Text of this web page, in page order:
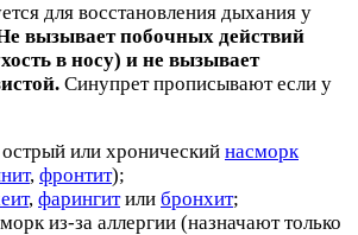
для восстановления дыхания у
вызывает побочных действий
в носу) и не вызывает
Синупрет прописывают если у
или хронический насморк
, фронтит);
, фарингитили бронхит;
из-за аллергии (назначают только